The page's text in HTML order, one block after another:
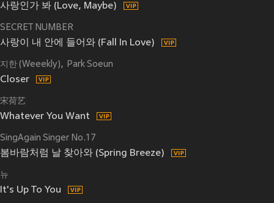
사랑인가 봐 (Love, Maybe)
SECRET NUMBER
사랑이 내 안에 들어와 (Fall In Love)
지한 (Weeekly) Park Soeun
Closer
宋荷艺
Whatever You Want
SingAgain Singer No.17
봄바람처럼 날 찾아와 (Spring Breeze)
뉴
It's Up To You